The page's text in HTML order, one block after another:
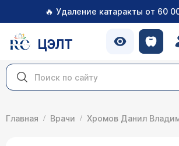
🔥 Удаление катаракты от 60
ЦЭЛТ
Главная Врачи Хромов Данил